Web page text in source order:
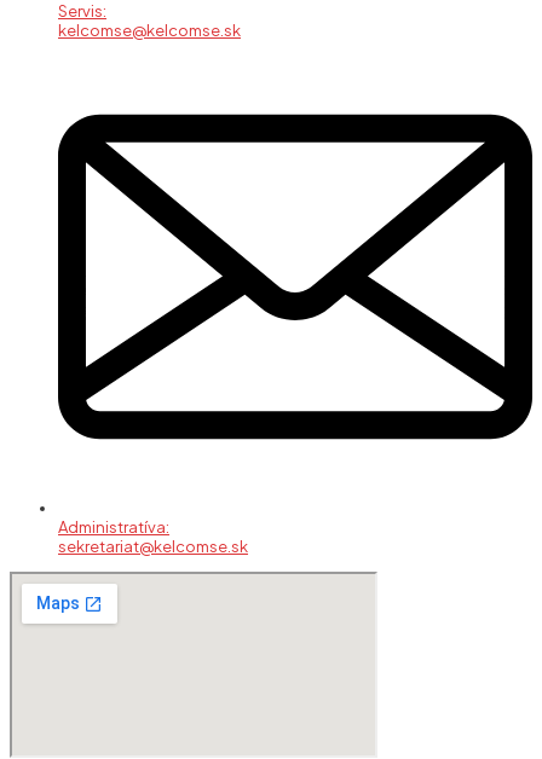
Servis:
kelcomse@kelcomse.sk
Administratíva:
sekretariat@kelcomse.sk